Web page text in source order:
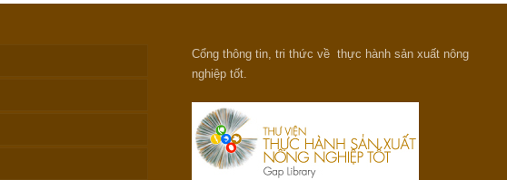
Cổng thông tin, tri thức về thực hành sản xuất nông
nghiệp tốt.